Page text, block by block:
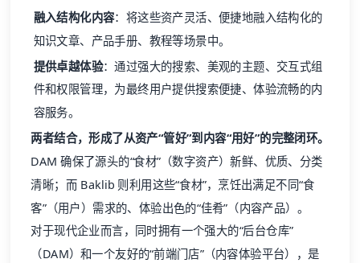
融入结构化内容：将这些资产灵活、便捷地融入结构化的
知识文章、产品手册、教程等场景中。
提供卓越体验：通过强大的搜索、美观的主题、交互式组
件和权限管理，为最终用户提供搜索便捷、体验流畅的内
容服务。
两者结合，形成了从资产“管好”到内容“用好”的完整闭环。
DAM 确保了源头的“食材”（数字资产）新鲜、优质、分类
清晰；而 Baklib 则利用这些“食材”，烹饪出满足不同“食
客”（用户）需求的、体验出色的“佳肴”（内容产品）。
对于现代企业而言，同时拥有一个强大的“后台仓库”
（DAM）和一个友好的“前端门店”（内容体验平台），是